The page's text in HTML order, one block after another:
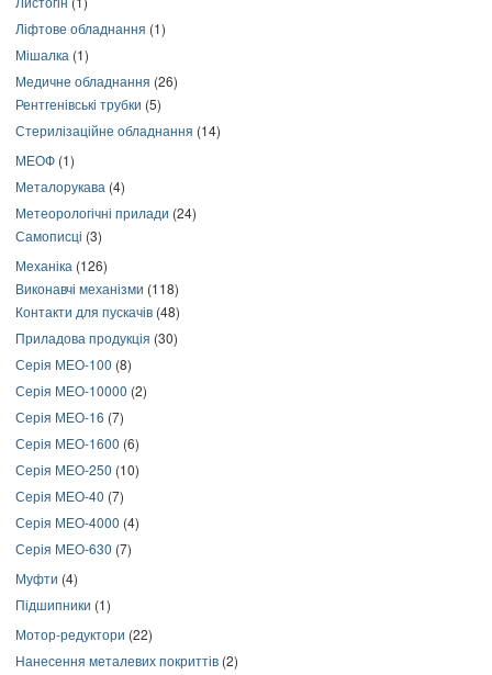
Ліфтове обладнання (1)
Мішалка (1)
Медичне обладнання (26)
Рентгенівські трубки (5)
Стерилізаційне обладнання (14)
МЕОФ (1)
Металорукава (4)
Метеорологічні прилади (24)
Самописці (3)
Механіка (126)
Виконавчі механізми (118)
Контакти для пускачів (48)
Приладова продукція (30)
Серія МЕО-100 (8)
Серія МЕО-10000 (2)
Серія МЕО-16 (7)
Серія МЕО-1600 (6)
Серія МЕО-250 (10)
Серія МЕО-40 (7)
Серія МЕО-4000 (4)
Серія МЕО-630 (7)
Муфти (4)
Підшипники (1)
Мотор-редуктори (22)
Нанесення металевих покриттів (2)